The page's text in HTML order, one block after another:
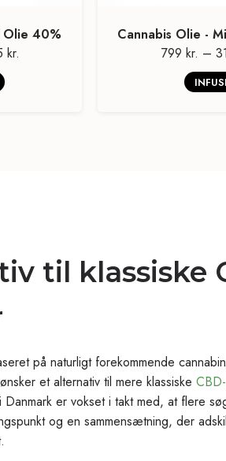
Olie 40%
kr.
Cannabis Olie -
799 kr. –
til klassiske
på naturligt forekommende
et alternativ til mere klassiske
er vokset i takt med, at flere
og en sammensætning, der